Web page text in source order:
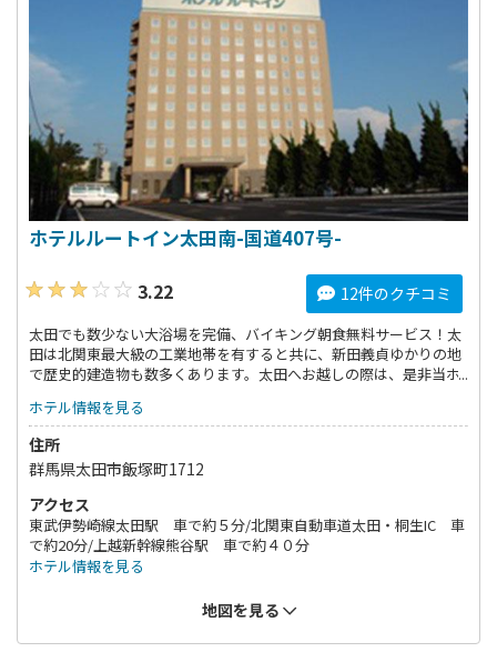
ホテルルートイン太田南-国道407号-
3.22
12件のクチコミ
太田でも数少ない大浴場を完備、バイキング朝食無料サービス！太
田は北関東最大級の工業地帯を有すると共に、新田義貞ゆかりの地
で歴史的建造物も数多くあります。太田へお越しの際は、是非当ホ
ホテル情報を見る
住所
群馬県太田市飯塚町1712
アクセス
東武伊勢崎線太田駅 車で約５分/北関東自動車道太田・桐生IC 車
で約20分/上越新幹線熊谷駅 車で約４０分
ホテル情報を見る
地図を見る